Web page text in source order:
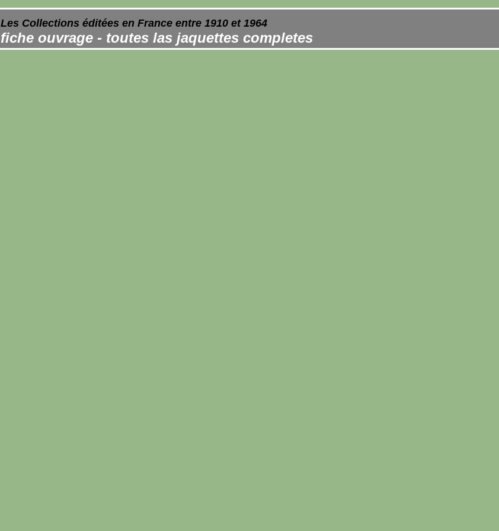
Les Collections éditées en France entre 1910 et 1964
fiche ouvrage - toutes las jaquettes completes